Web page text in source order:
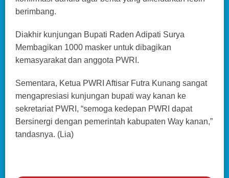
berimbang.
Diakhir kunjungan Bupati Raden Adipati Surya
Membagikan 1000 masker untuk dibagikan
kemasyarakat dan anggota PWRI.
Sementara, Ketua PWRI Aftisar Futra Kunang sangat
mengapresiasi kunjungan bupati way kanan ke
sekretariat PWRI, “semoga kedepan PWRI dapat
Bersinergi dengan pemerintah kabupaten Way kanan,”
tandasnya. (Lia)